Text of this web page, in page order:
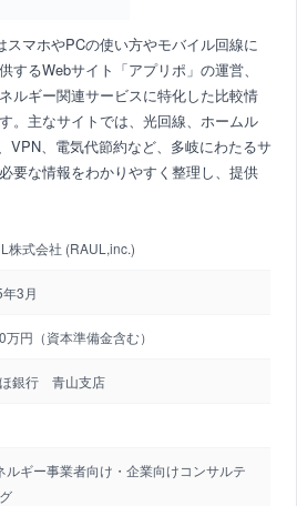
マホやPCの使い方やモバイル回線に
するWebサイト「アプリポ」の運営、
ルギー関連サービスに特化した比較情
。主なサイトでは、光回線、ホームル
VPN、電気代節約など、多岐にわたるサ
要な情報をわかりやすく整理し、提供
株式会社 (RAUL,inc.)
3月
万円（資本準備金含む）
銀行 青山支店
ルギー事業者向け・企業向けコンサルテ